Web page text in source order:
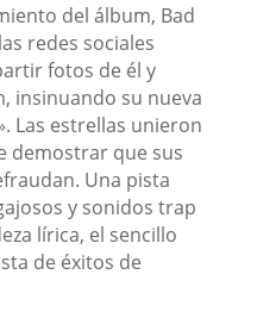
del álbum, Bad
redes sociales
fotos de él y
insinuando su nueva
Las estrellas unieron
demostrar que sus
Una pista
y sonidos trap
lírica, el sencillo
de éxitos de